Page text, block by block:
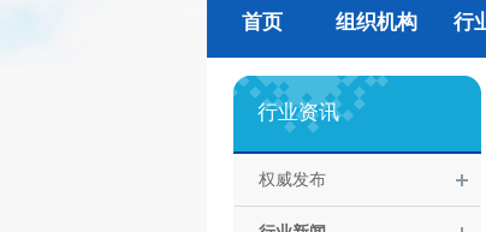
首页 组织机构 行
行业资讯
权威发布